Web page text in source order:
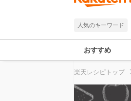
人気のキーワード
おすすめ
楽天レシピトップ